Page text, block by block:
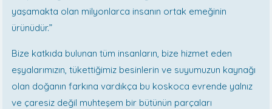
yaşamakta olan milyonlarca insanın ortak emeğinin
ürünüdür.”
Bize katkıda bulunan tüm insanların, bize hizmet eden
eşyalarımızın, tükettiğimiz besinlerin ve suyumuzun kaynağı
olan doğanın farkına vardıkça bu koskoca evrende yalnız
ve çaresiz değil muhteşem bir bütünün parçaları